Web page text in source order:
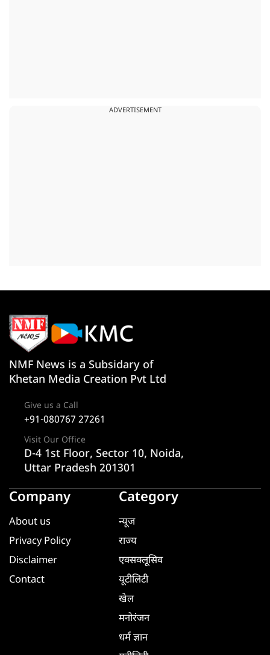
ADVERTISEMENT
NMF News is a Subsidary of
Khetan Media Creation Pvt Ltd
Give us a Call
+91-080767 27261
Visit Our Office
D-4 1st Floor, Sector 10, Noida,
Uttar Pradesh 201301
Company
About us
Privacy Policy
Disclaimer
Contact
Category
न्यूज
राज्य
एक्सक्लूसिव
यूटीलिटी
खेल
मनोरंजन
धर्म ज्ञान